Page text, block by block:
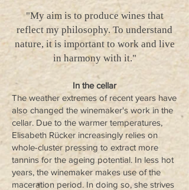
"My aim is to produce wines that
reflect my philosophy. To understand
nature, it is important to work and live
in harmony with it."
In the cellar
The weather extremes of recent years have
also changed the winemaker's work in the
cellar. Due to the warmer temperatures,
Elisabeth Rücker increasingly relies on
whole-cluster pressing to extract more
tannins for the ageing potential. In less hot
years, the winemaker makes use of the
maceration period. In doing so, she strives